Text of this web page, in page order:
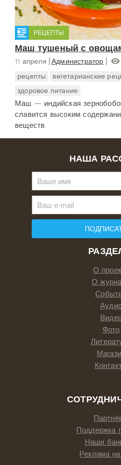
РЕЦЕПТЫ
Маш тушеный с
11 апреля Администратор
рецепты
вегетарианские
здоровое питание
Маш — индийская
славится высоким
веществ.
О
О
Фото
Поддержка
Наши
Реклама
НАША